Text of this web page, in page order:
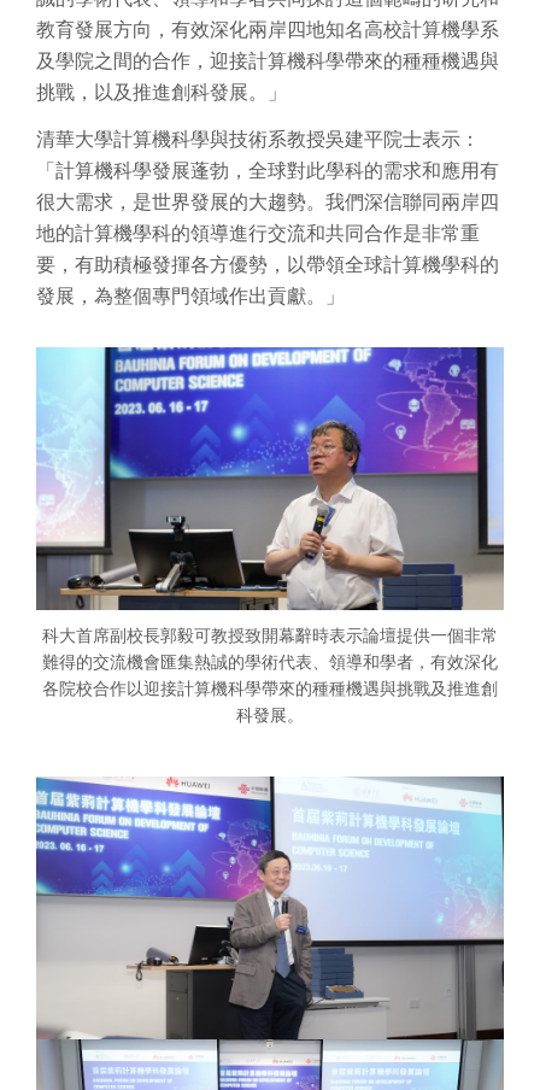
教育發展方向，有效深化兩岸四地知名高校計算機學系
及學院之間的合作，迎接計算機科學帶來的種種機遇與
挑戰，以及推進創科發展。」
清華大學計算機科學與技術系教授吳建平院士表示：
「計算機科學發展蓬勃，全球對此學科的需求和應用有
很大需求，是世界發展的大趨勢。我們深信聯同兩岸四
地的計算機學科的領導進行交流和共同合作是非常重
要，有助積極發揮各方優勢，以帶領全球計算機學科的
發展，為整個專門領域作出貢獻。」
科大首席副校長郭毅可教授致開幕辭時表示論壇提供一個非常
難得的交流機會匯集熱誠的學術代表、領導和學者，有效深化
各院校合作以迎接計算機科學帶來的種種機遇與挑戰及推進創
科發展。